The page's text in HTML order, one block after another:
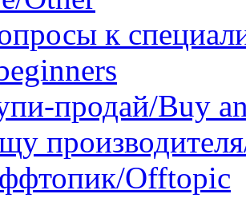
к
продай/Buy
Offtopic